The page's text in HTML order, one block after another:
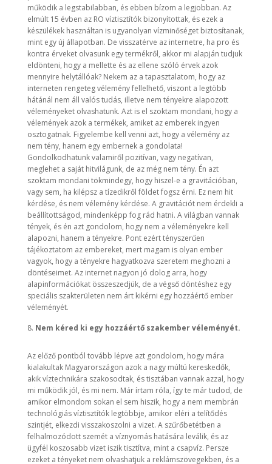
működik a legstabilabban, és ebben bízom a legjobban. Az
elmúlt 15 évben az RO víztisztítók bizonyítottak, és ezek a
készülékek használtan is ugyanolyan vízminőséget biztosítanak,
mint egy új állapotban. De visszatérve az internetre, ha pro és
kontra érveket olvasunk egy termékről, akkor mi alapján tudjuk
eldönteni, hogy a mellette és az ellene szóló érvek azok
mennyire helytállóak? Nekem az a tapasztalatom, hogy az
interneten rengeteg vélemény fellelhető, viszont a legtöbb
hátánál nem áll valós tudás, illetve nem tényekre alapozott
véleményeket olvashatunk. Azt is el szoktam mondani, hogy a
vélemények azok a termékek, amiket az emberek ingyen
osztogatnak. Figyelembe kell venni azt, hogy a vélemény az
nem tény, hanem egy embernek a gondolata!
Gondolkodhatunk valamiről pozitívan, vagy negatívan,
meglehet a saját hitvilágunk, de az még nem tény. Én azt
szoktam mondani tökmindegy, hogy hiszel-e a gravitációban,
vagy sem, ha kilépsz a tízedikről földet fogsz érni. Ez nem hit
kérdése, és nem vélemény kérdése. A gravitációt nem érdekli a
beállítottságod, mindenképp fog rád hatni. A világban vannak
tények, és én azt gondolom, hogy nem a véleményekre kell
alapozni, hanem a tényekre. Pont ezért tényszerűen
tájékoztatom az embereket, mert magam is olyan ember
vagyok, hogy a tényekre hagyatkozva szeretem meghozni a
döntéseimet. Az internet nagyon jó dolog arra, hogy
alapinformációkat összeszedjük, de a végső döntéshez egy
speciális szakterületen nem árt kikérni egy hozzáértő ember
véleményét.
Nem kéred ki egy hozzáértő szakember véleményét.
Az előző pontból tovább lépve azt gondolom, hogy mára
kialakultak Magyarországon azok a nagy múltú kereskedők,
akik víztechnikára szakosodtak, és tisztában vannak azzal, hogy
mi működik jól, és mi nem. Már írtam róla, így te már tudod, de
amikor elmondom sokan el sem hiszik, hogy a nem membrán
technológiás víztisztítók legtöbbje, amikor eléri a telítődés
szintjét, elkezdi visszakoszolni a vizet. A szűrőbetétben a
felhalmozódott szemét a víznyomás hatására leválik, és az
ügyfél koszosabb vizet iszik tisztítva, mint a csapvíz. Persze
ezeket a tényeket nem olvashatjuk a reklámszövegekben, és a